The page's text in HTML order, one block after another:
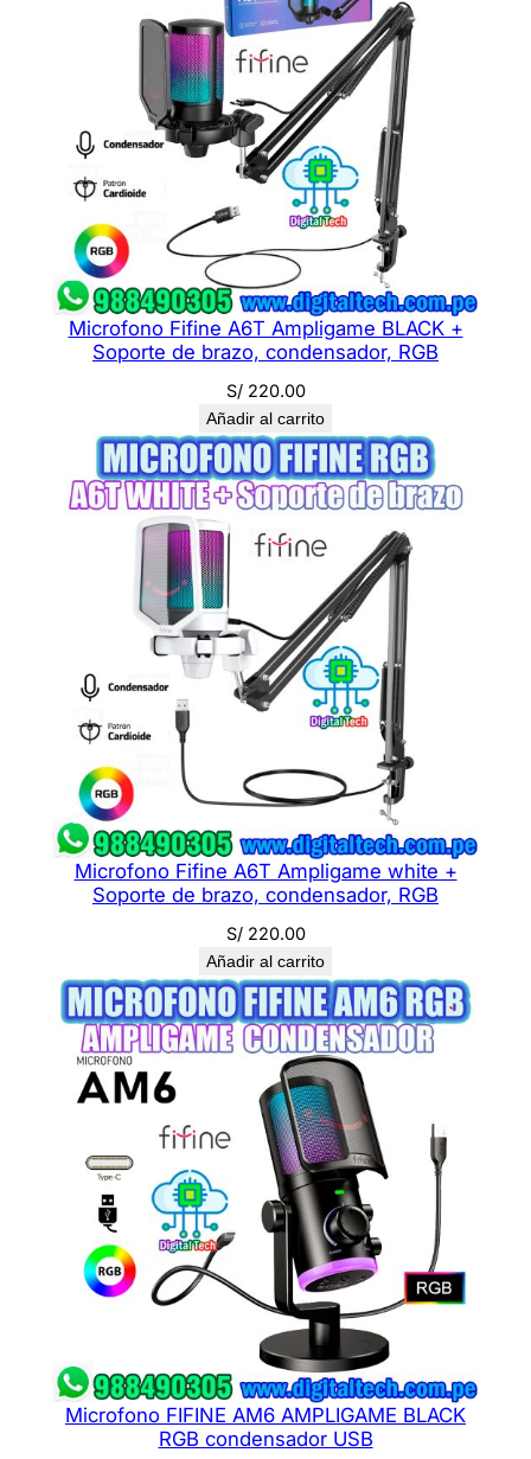
r
o Microfono Fifine A6T Ampligame BLACK +
Soporte de brazo, condensador, RGB
S/220.00
Añadir al carrito
Microfono Fifine A6T Ampligame white +
Soporte de brazo, condensador, RGB
S/220.00
Añadir al carrito
Microfono FIFINE AM6 AMPLIGAME BLACK
RGB condensador USB